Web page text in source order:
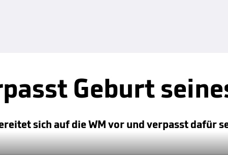
Geburt
sich auf die WM vor und verpasst dafür